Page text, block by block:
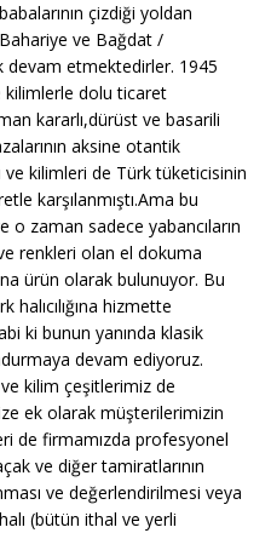
çizdiği yoldan
ve Bağdat /
devam etmektedirler. 1945
kilimlerle dolu ticaret
kararlı,dürüst ve basarili
aksine otantik
kilimleri de Türk tüketicisinin
karşılanmıştı.Ama bu
zaman sadece yabancıların
renkleri olan el dokuma
ürün olarak bulunuyor. Bu
hizmette
ki bunun yanında klasik
devam ediyoruz.
ve kilim çeşitlerimiz de
ek olarak müşterilerimizin
de firmamızda profesyonel
ve diğer tamiratlarının
ve değerlendirilmesi veya
(bütün ithal ve yerli